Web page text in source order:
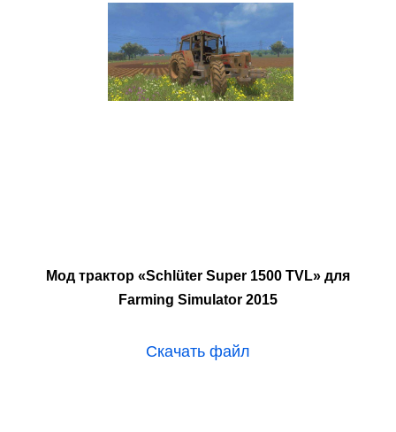
Мод трактор «Schlüter Super 1500 TVL» для
Farming Simulator 2015
Скачать файл